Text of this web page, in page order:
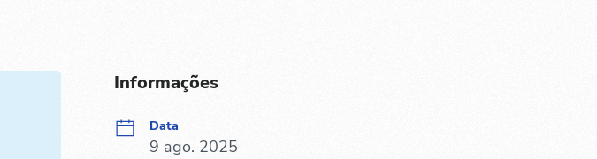
Informações
Data
9 ago. 2025